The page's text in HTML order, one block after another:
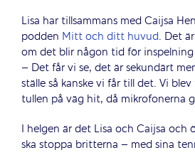
Lisa har tillsammans med Caijsa
podden Mitt och ditt huvud. Det
om det blir någon tid för
– Det får vi se, det är sekundärt
ställe så kanske vi får till det. Vi
tullen på väg hit, då mikrofonerna
I helgen är det Lisa och Caijsa och
ska stoppa britterna – med sina